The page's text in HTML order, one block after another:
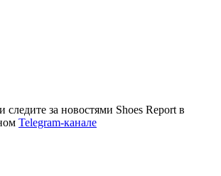
следите за новостями Shoes Report в
Telegram-канале